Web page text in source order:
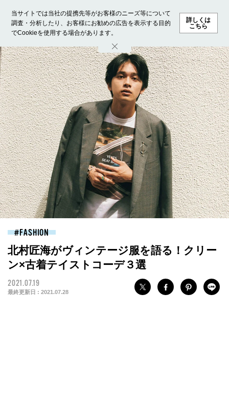
当サイトでは当社の提携先等がお客様のニーズ等について
調査・分析したり、お客様にお勧めの広告を表示する目的
でCookieを使用する場合があります。
詳しくは
こちら
ホーム モデル募集 ランキング ファッション ビューテ
FASHION
北村匠海がヴィンテージ服を語る！クリー
ン×古着テイストコーデ３選
2021.07.19
最終更新日 : 2021.07.28